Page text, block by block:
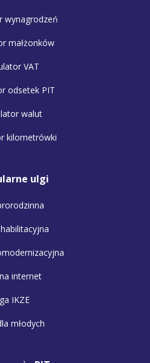
wynagrodzeń
małżonków
VAT
odsetek PIT
walut
kilometrówki
ulgi
internet
IKZE
młodych